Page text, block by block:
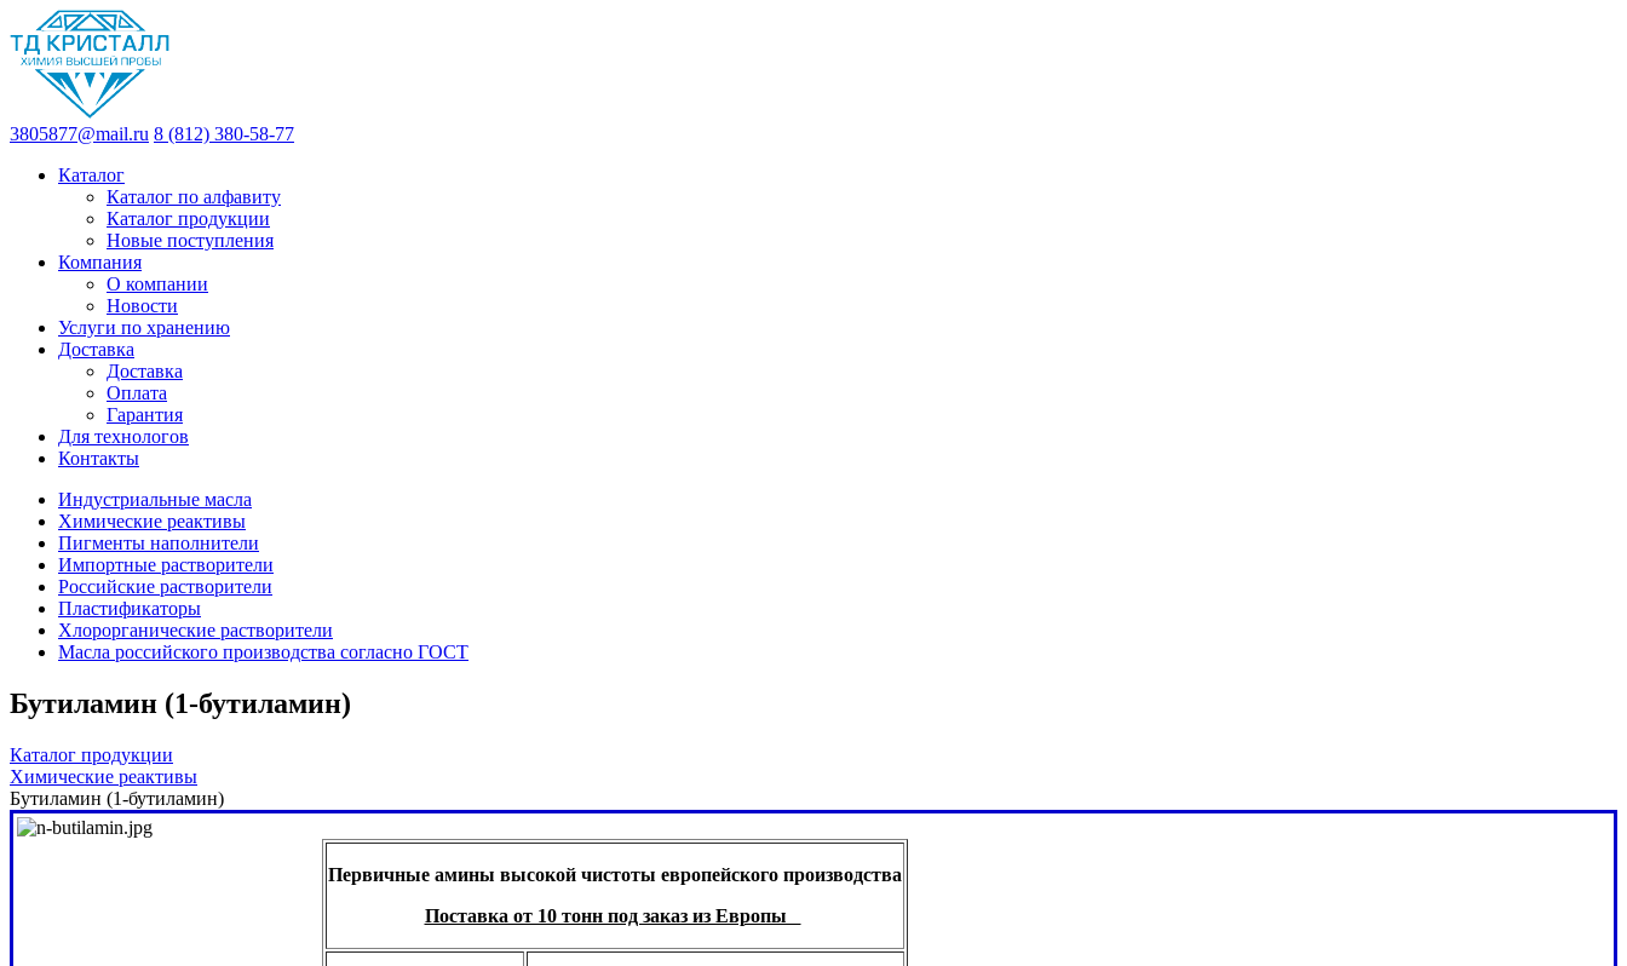
3805877@mail.ru 8 (812) 380-58-77
Каталог
Каталог по алфавиту
Каталог продукции
Новые поступления
Компания
О компании
Новости
Услуги по хранению
Доставка
Доставка
Оплата
Гарантия
Для технологов
Контакты
Индустриальные масла
Химические реактивы
Пигменты наполнители
Импортные растворители
Российские растворители
Пластификаторы
Хлорорганические растворители
Масла российского производства согласно ГОСТ
Бутиламин (1-бутиламин)
Каталог продукции
Химические реактивы
Бутиламин (1-бутиламин)
Первичные амины высокой чистоты европейского производства
Поставка от 10 тонн под заказ из Европы